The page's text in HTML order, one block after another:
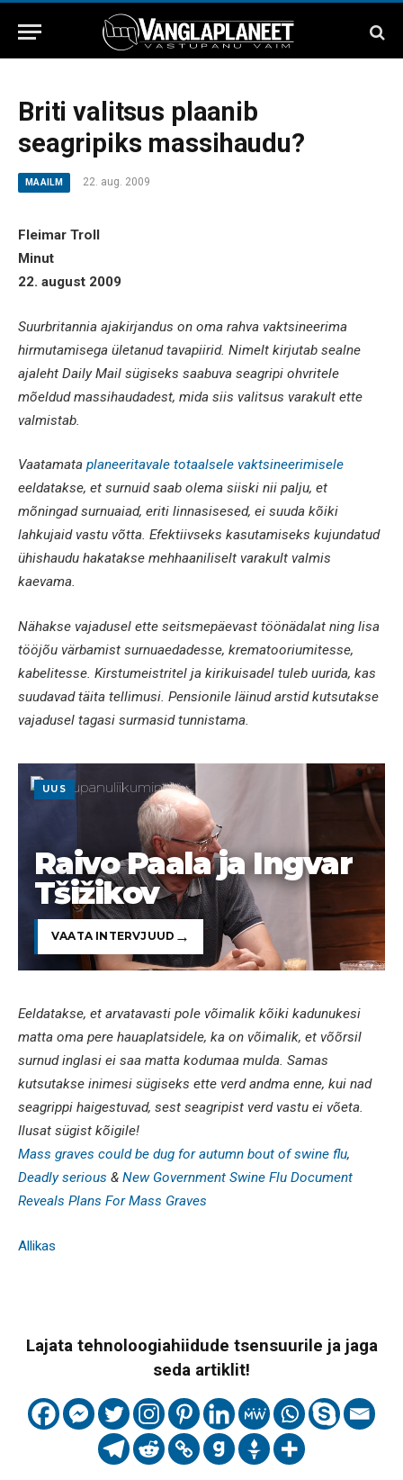
Briti valitsus plaanib
seagripiks massihaudu?
MAAILM 22. aug. 2009
Fleimar Troll
Minut
22. august 2009
Suurbritannia ajakirjandus on oma rahva vaktsineerima
hirmutamisega ületanud tavapiirid. Nimelt kirjutab sealne
ajaleht Daily Mail sügiseks saabuva seagripi ohvritele
mõeldud massihaudadest, mida siis valitsus varakult ette
valmistab.
Vaatamata planeeritavale totaalsele vaktsineerimisele
eeldatakse, et surnuid saab olema siiski nii palju, et
mõningad surnuaiad, eriti linnasisesed, ei suuda kõiki
lahkujaid vastu võtta. Efektiivseks kasutamiseks kujundatud
ühishaudu hakatakse mehhaaniliselt varakult valmis
kaevama.
Nähakse vajadusel ette seitsmepäevast töönädalat ning lisa
tööjõu värbamist surnuaedadesse, krematooriumitesse,
kabelitesse. Kirstumeistritel ja kirikuisadel tuleb uurida, kas
suudavad täita tellimusi. Pensionile läinud arstid kutsutakse
vajadusel tagasi surmasid tunnistama.
UUS
Raivo Paala ja Ingvar
Tšižikov
VAATA INTERVJUUD
Eeldatakse, et arvatavasti pole võimalik kõiki kadunukesi
matta oma pere hauaplatsidele, ka on võimalik, et võõrsil
surnud inglasi ei saa matta kodumaa mulda. Samas
kutsutakse inimesi sügiseks ette verd andma enne, kui nad
seagrippi haigestuvad, sest seagripist verd vastu ei võeta.
Ilusat sügist kõigile!
Mass graves could be dug for autumn bout of swine flu,
Deadly serious & New Government Swine Flu Document
Reveals Plans For Mass Graves
Allikas
Lajata tehnoloogiahiidude tsensuurile ja jaga
seda artiklit!